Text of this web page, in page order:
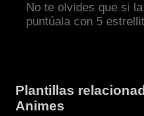
No te olvides que si
puntúala con 5
Plantillas
Animes